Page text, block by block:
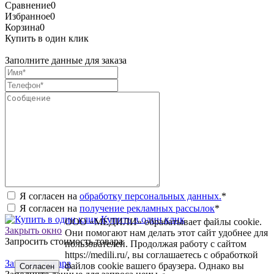
Сравнение0
Избранное0
Корзина0
Купить в один клик
Заполните данные для заказа
Я согласен на обработку персональных данных.*
Я согласен на получение рекламных рассылок*
Купить в один клик
Закрыть окно
Запросить стоимость товара
Загрузка товара
Согласен
ООО «МЕДИЛИ» обрабатывает файлы cookie.
Они помогают нам делать этот сайт удобнее для
пользователей. Продолжая работу с сайтом
https://medili.ru/, вы соглашаетесь с обработкой
файлов cookie вашего браузера. Однако вы